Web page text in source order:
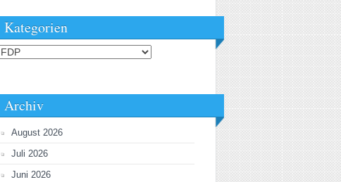
Kategorien
Kategorien
Archiv
August 2026
Juli 2026
Juni 2026